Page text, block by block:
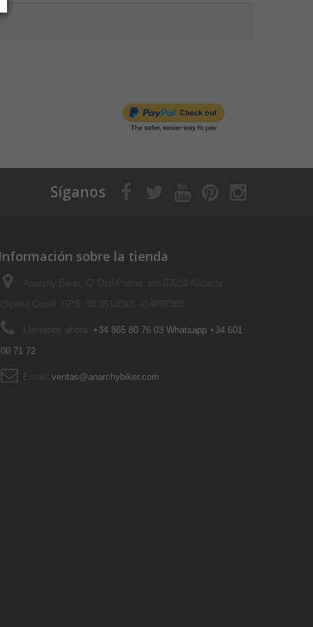
Síganos
Información sobre la tienda
+34 865 80 76 03 Whatsapp +34 601
00 71 72
ventas@anarchybiker.com